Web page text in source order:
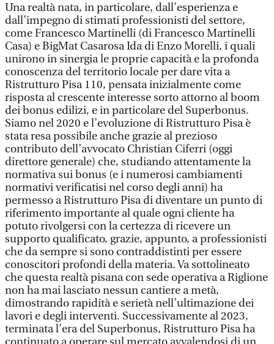
Una realtà nata, in particolare, dall’esperienza e
dall’impegno di stimati professionisti del settore,
come Francesco Martinelli (di Francesco Martinelli
Casa) e BigMat Casarosa Ida di Enzo Morelli, i quali
unirono in sinergia le proprie capacità e la profonda
conoscenza del territorio locale per dare vita a
Ristrutturo Pisa 110, pensata inizialmente come
risposta al crescente interesse sorto attorno al boom
dei bonus edilizi, e in particolare del Superbonus.
Siamo nel 2020 e l’evoluzione di Ristrutturo Pisa è
stata resa possibile anche grazie al prezioso
contributo dell’avvocato Christian Ciferri (oggi
direttore generale) che, studiando attentamente la
normativa sui bonus (e i numerosi cambiamenti
normativi verificatisi nel corso degli anni) ha
permesso a Ristrutturo Pisa di diventare un punto di
riferimento importante al quale ogni cliente ha
potuto rivolgersi con la certezza di ricevere un
supporto qualificato, grazie, appunto, a professionisti
che da sempre si sono contraddistinti per essere
conoscitori profondi della materia. Va sottolineato
che questa realtà pisana con sede operativa a Riglione
non ha mai lasciato nessun cantiere a metà,
dimostrando rapidità e serietà nell’ultimazione dei
lavori e degli interventi. Successivamente al 2023,
terminata l’era del Superbonus, Ristrutturo Pisa ha